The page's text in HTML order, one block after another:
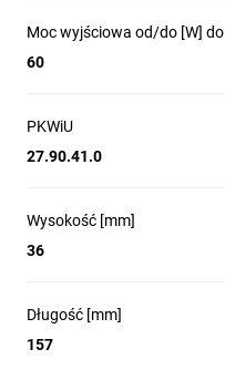
Moc wyjściowa od/do [W] do
60
PKWiU
27.90.41.0
Wysokość [mm]
36
Długość [mm]
157